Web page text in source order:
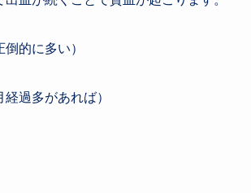
倒的に多い）
経過多があれば）